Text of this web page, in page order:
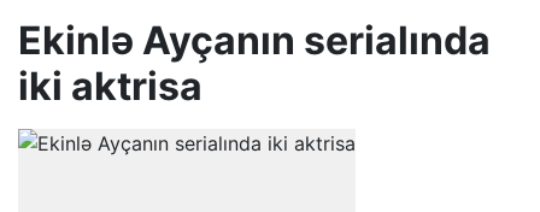
Ekinlə Ayçanın serialında
iki aktrisa